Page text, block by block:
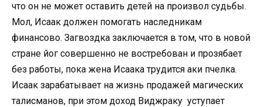
что он не может оставить детей на произвол судьбы.
Мол, Исаак должен помогать наследникам
финансово. Загвоздка заключается в том, что в новой
стране йог совершенно не востребован и прозябает
без работы, пока жена Исаака трудится аки пчелка.
Исаак зарабатывает на жизнь продажей магических
талисманов, при этом доход Виджраку уступает